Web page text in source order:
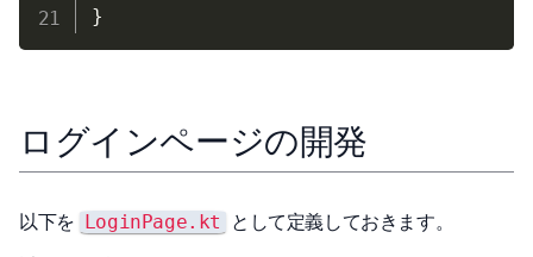
ログインページの開発
以下を LoginPage.kt
として定義しておきます。